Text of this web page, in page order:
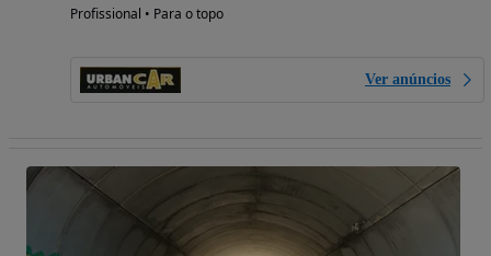
Profissional • Para o topo
Ver anúncios